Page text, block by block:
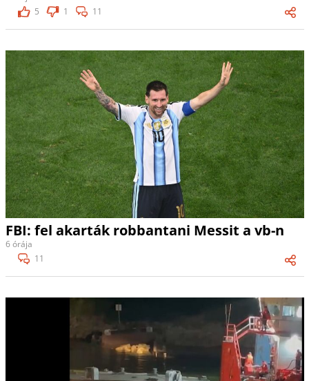
5
1 11
FBI: fel akarták robbantani Messit a vb-n
6 órája
11